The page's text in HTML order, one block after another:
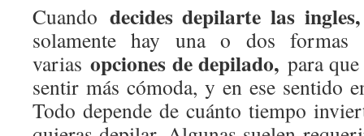
Cuando decides depilarte las
solamente hay una o dos formas
variasopciones de depilado, para
sentir más cómoda, y en ese sentido
Todo depende de cuánto tiempo